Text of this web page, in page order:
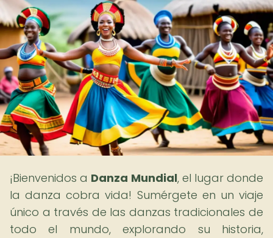
¡Bienvenidos a Danza Mundial, el lugar donde
la danza cobra vida! Sumérgete en un viaje
único a través de las danzas tradicionales de
todo el mundo, explorando su historia,